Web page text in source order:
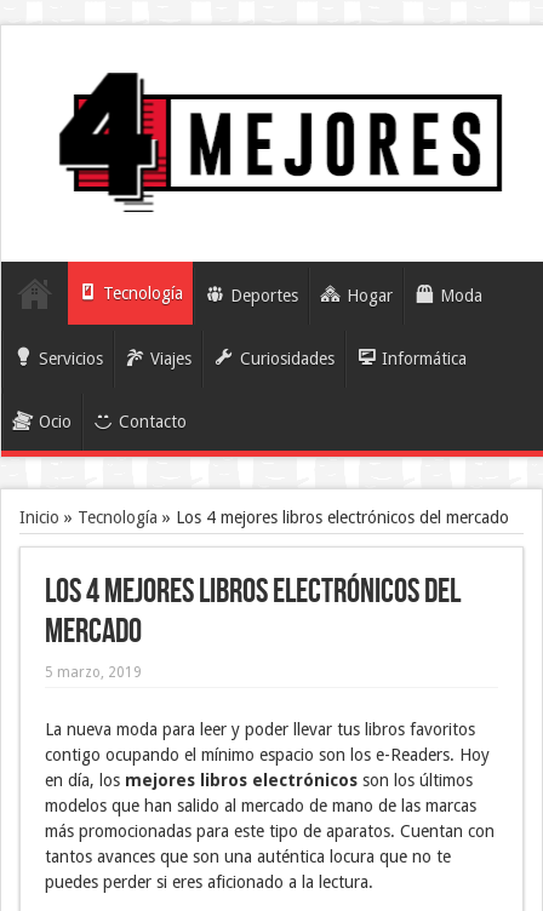
Tecnología Deportes Hogar Moda
Servicios Viajes Curiosidades Informática
Ocio Contacto
Inicio » Tecnología » Los 4 mejores libros electrónicos del mercado
Los 4 mejores libros electrónicos del
mercado
5 marzo, 2019
La nueva moda para leer y poder llevar tus libros favoritos
contigo ocupando el mínimo espacio son los e-Readers. Hoy
en día, los mejores libros electrónicos son los últimos
modelos que han salido al mercado de mano de las marcas
más promocionadas para este tipo de aparatos. Cuentan con
tantos avances que son una auténtica locura que no te
puedes perder si eres aficionado a la lectura.